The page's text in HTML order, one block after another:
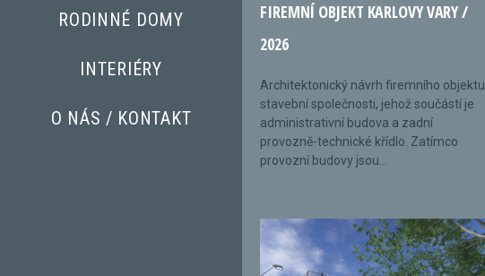
RODINNÉ DOMY
INTERIÉRY
O NÁS / KONTAKT
FIREMNÍ OBJEKT KARLOVY VARY /
2026
Architektonický návrh firemního objektu
stavební společnosti, jehož součástí je
administrativní budova a zadní
provozně-technické křídlo. Zatímco
provozní budovy jsou...